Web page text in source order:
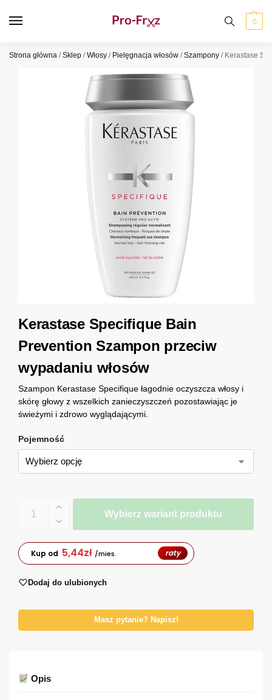
0
Strona główna /Sklep /Włosy / Pielęgnacja włosów /Szampony / Kerastase
Kerastase Specifique Bain
Prevention Szampon przeciw
wypadaniu włosów
Szampon Kerastase Specifique łagodnie oczyszcza włosy i
skórę głowy z wszelkich zanieczyszczeń pozostawiając je
świeżymi i zdrowo wyglądającymi.
Pojemność
Wybierz wariant produktu
Kup od 5,44zł /mies. raty
Dodaj do ulubionych
Masz pytanie? Napisz!
Opis